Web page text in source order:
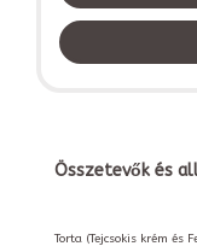
Összetevők és
Torta (Tejcsokis krém és